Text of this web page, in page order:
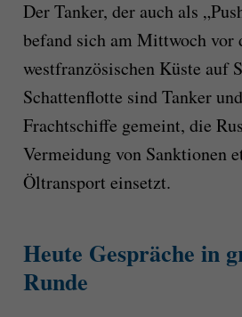
Der Tanker, der auch als
befand sich am Mittwoch vor
westfranzösischen Küste auf
Schattenflotte sind Tanker
Frachtschiffe gemeint, die
Vermeidung von Sanktionen
Öltransport einsetzt.
Heute Gespräche in
Runde